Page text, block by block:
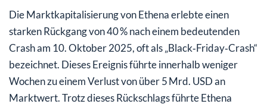
Die Marktkapitalisierung von Ethena erlebte einen
starken Rückgang von 40 % nach einem bedeutenden
Crash am 10. Oktober 2025, oft als „Black‑Friday‑Crash“
bezeichnet. Dieses Ereignis führte innerhalb weniger
Wochen zu einem Verlust von über 5 Mrd. USD an
Marktwert. Trotz dieses Rückschlags führte Ethena